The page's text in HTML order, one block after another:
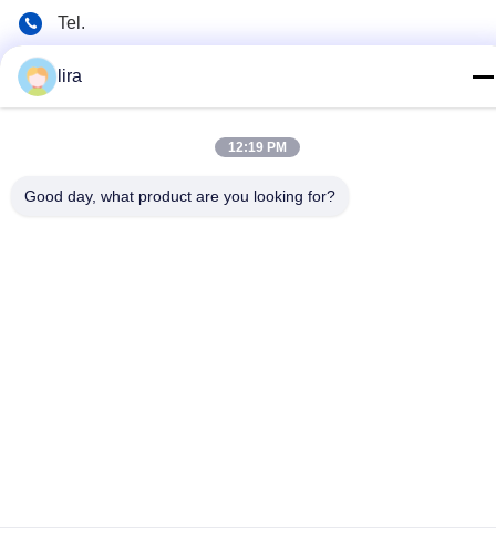
Tel.
No.102, Yungu-Road, Zhutang-Stad, Jiangyin-Stad,
lira
12:19 PM
Good day, what product are you looking for?